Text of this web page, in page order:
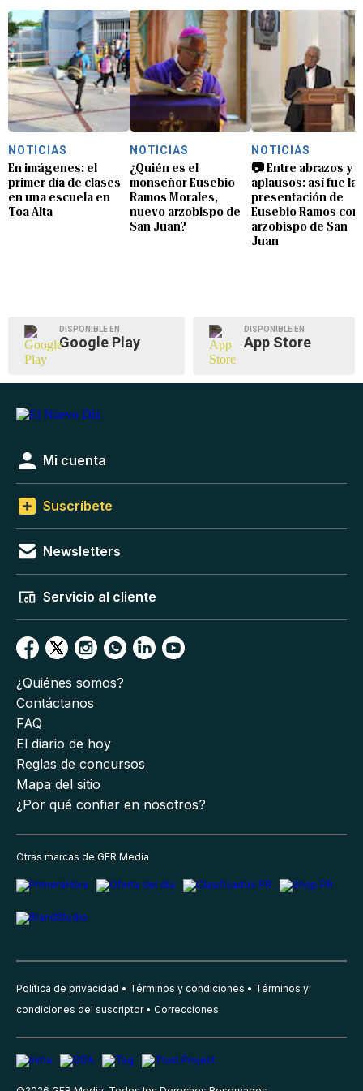
NOTICIAS
En imágenes: el
primer día de clases
en una escuela en
Toa Alta
NOTICIAS
¿Quién es el
monseñor Eusebio
Ramos Morales,
nuevo arzobispo de
San Juan?
NOTICIAS
📷 Entre abrazos y
aplausos: así fue la
presentación de
Eusebio Ramos
arzobispo de San
Juan
DISPONIBLE EN
Google Play
DISPONIBLE EN
App Store
Mi cuenta
Suscríbete
Newsletters
Servicio al cliente
¿Quiénes somos?
Contáctanos
FAQ
El diario de hoy
Reglas de concursos
Mapa del sitio
¿Por qué confiar en nosotros?
Otras marcas de GFR Media
Política de privacidad Términos y condiciones
Términos y
condiciones del suscriptor
Correcciones